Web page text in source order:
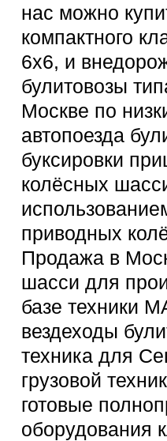
нас можно
компактного
6х6, и
булитовозы
Москве по
автопоезда
буксировки
колёсных
приводных
Продажа в
шасси для
базе техники
вездеходы
техника для
грузовой
готовые
оборудования